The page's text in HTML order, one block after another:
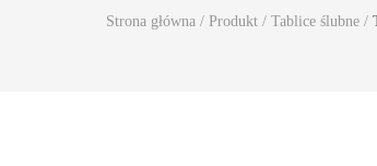
Strona główna / Produkt / Tablice ślubne /